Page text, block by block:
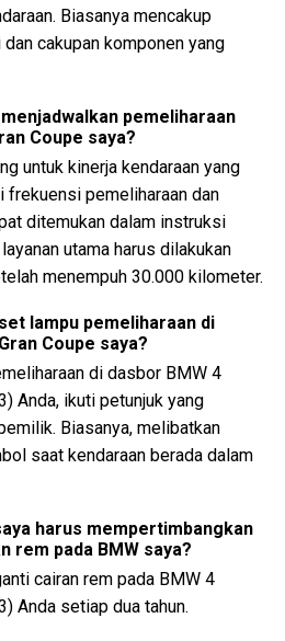
Biasanya mencakup
cakupan komponen yang
pemeliharaan
Coupe saya?
untuk kinerja kendaraan yang
frekuensi pemeliharaan dan
ditemukan dalam instruksi
utama harus dilakukan
menempuh 30.000 kilometer.
lampu pemeliharaan di
Coupe saya?
di dasbor BMW 4
Anda, ikuti petunjuk yang
Biasanya, melibatkan
saat kendaraan berada dalam
harus mempertimbangkan
rem pada BMW saya?
cairan rem pada BMW 4
Anda setiap dua tahun.